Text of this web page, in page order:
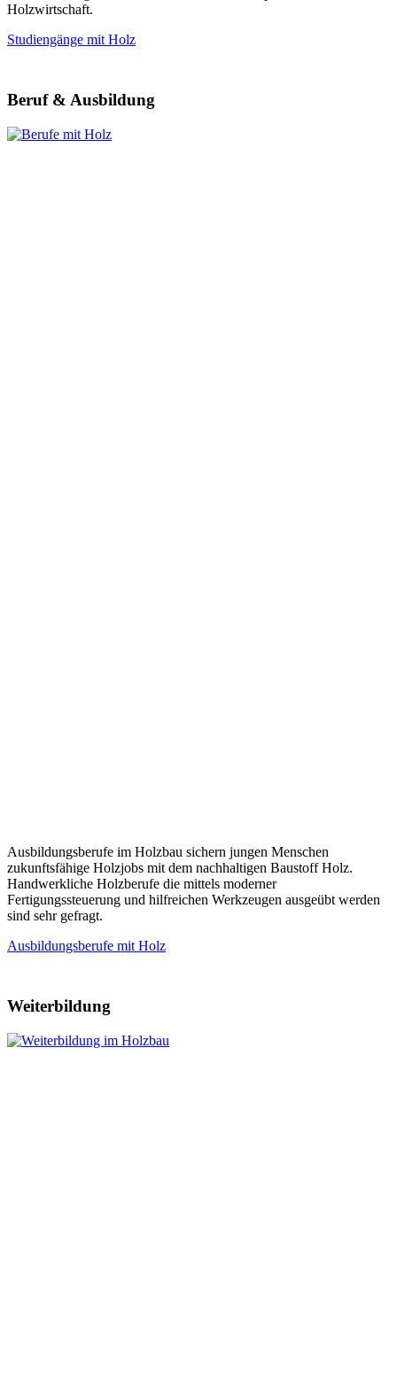
Holzwirtschaft.
Studiengänge mit Holz
Beruf & Ausbildung
Ausbildungsberufe im Holzbau sichern jungen Menschen
zukunftsfähige Holzjobs mit dem nachhaltigen Baustoff Holz.
Handwerkliche Holzberufe die mittels moderner
Fertigungssteuerung und hilfreichen Werkzeugen ausgeübt werden
sind sehr gefragt.
Ausbildungsberufe mit Holz
Weiterbildung